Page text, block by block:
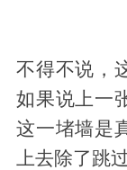
不得不说，
如果说上一
这一堵墙是
上去除了跳